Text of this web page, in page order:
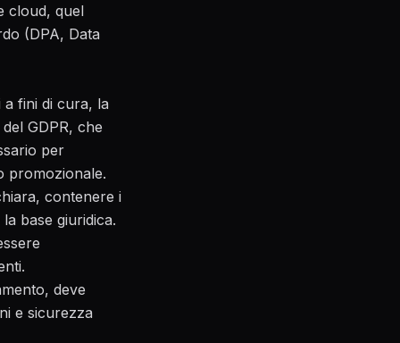
cloud, quel
(DPA, Data
a fini di cura, la
GDPR, che
per
promozionale.
contenere i
base giuridica.
deve
e sicurezza